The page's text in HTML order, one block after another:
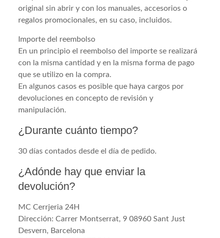
original sin abrir y con los manuales, accesorios o
regalos promocionales, en su caso, incluidos.
Importe del reembolso
En un principio el reembolso del importe se realizará
con la misma cantidad y en la misma forma de pago
que se utilizo en la compra.
En algunos casos es posible que haya cargos por
devoluciones en concepto de revisión y
manipulación.
¿Durante cuánto tiempo?
30 días contados desde el día de pedido.
¿Adónde hay que enviar la
devolución?
MC Cerrjeria 24H
Dirección: Carrer Montserrat, 9 08960 Sant Just
Desvern, Barcelona